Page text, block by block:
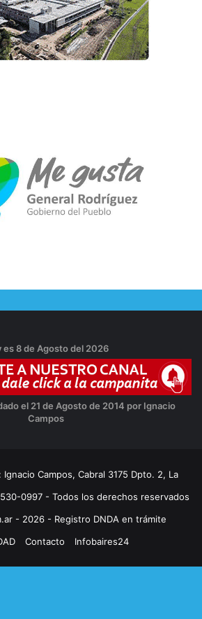
es 8 de Agosto del 2026
el 21 de Agosto de 2014 por Ignacio
Campos
Campos, Cabral 3175 Dpto. 2, La
0997 - Todos los derechos reservados
- 2026 - Registro DNDA en trámite
Contacto Infobaires24